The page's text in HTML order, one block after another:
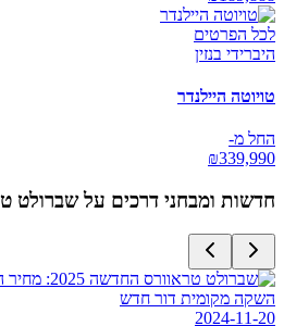
לכל הפרטים
היברידי בנזין
טויוטה היילנדר
החל מ-
₪339,990
חדשות ומבחני דרכים עלשברולט
השקה מקומית דור חדש
2024-11-20